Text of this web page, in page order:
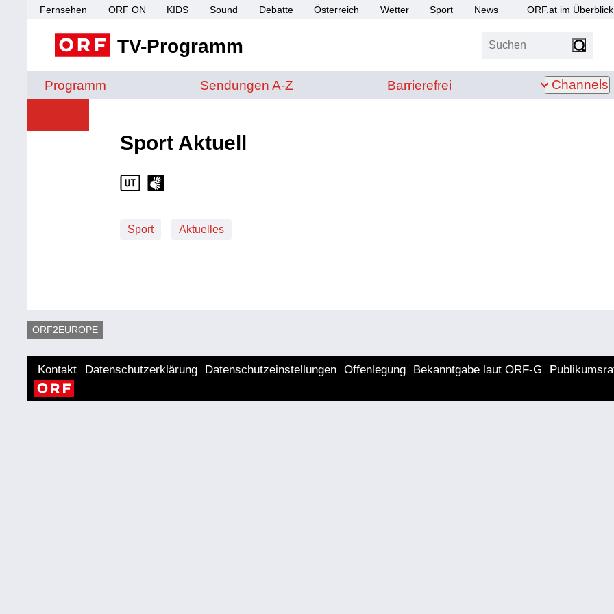
Fernsehen ORF ON KIDS Sound Debatte Österreich Wetter Sport News ORF.at im Überblick
TV-Programm Suchen
Programm Sendungen von A bis Z
Sendungen A-Z Barrierefrei
Barrierefrei Channels
Sport Aktuell
Sport Aktuelles
ORF2EUROPE
Kontakt Datenschutzerklärung Datenschutzeinstellungen Offenlegung Bekanntgabe laut ORF-G